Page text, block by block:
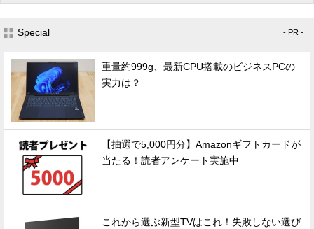
Special - PR -
重量約999g、最新CPU搭載のビジネスPCの
実力は？
【抽選で5,000円分】Amazonギフトカードが
当たる！読者アンケート実施中
これから選ぶ新型TVはこれ！失敗しない選び